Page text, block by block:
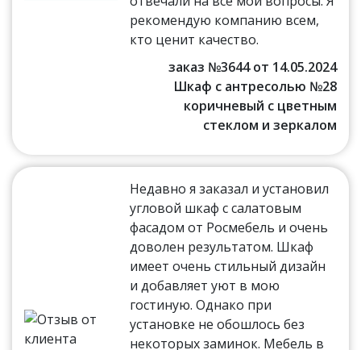
рекомендую компанию всем,
кто ценит качество.
заказ №3644 от 14.05.2024
Шкаф с антресолью №28
коричневый с цветным
стеклом и зеркалом
Недавно я заказал и установил
угловой шкаф с салатовым
фасадом от Росмебель и очень
доволен результатом. Шкаф
имеет очень стильный дизайн
и добавляет уют в мою
гостиную. Однако при
установке не обошлось без
некоторых заминок. Мебель в